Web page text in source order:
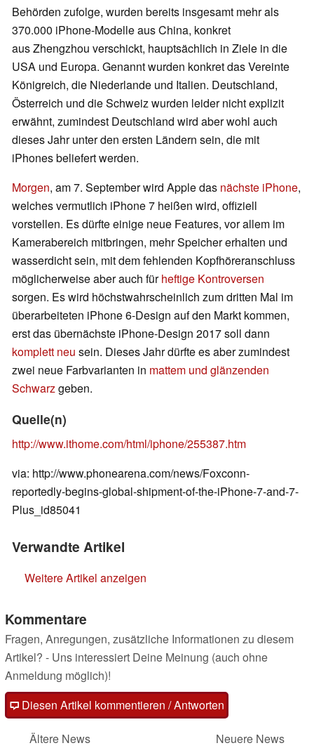
Behörden zufolge, wurden bereits insgesamt mehr als
370.000 iPhone-Modelle aus China, konkret
aus Zhengzhou verschickt, hauptsächlich in Ziele in die
USA und Europa. Genannt wurden konkret das Vereinte
Königreich, die Niederlande und Italien. Deutschland,
Österreich und die Schweiz wurden leider nicht explizit
erwähnt, zumindest Deutschland wird aber wohl auch
dieses Jahr unter den ersten Ländern sein, die mit
iPhones beliefert werden.
Morgen, am 7. September wird Apple das nächste iPhone,
welches vermutlich iPhone 7 heißen wird, offiziell
vorstellen. Es dürfte einige neue Features, vor allem im
Kamerabereich mitbringen, mehr Speicher erhalten und
wasserdicht sein, mit dem fehlenden Kopfhöreranschluss
möglicherweise aber auch fürheftige Kontroversen
sorgen. Es wird höchstwahrscheinlich zum dritten Mal im
überarbeiteten iPhone 6-Design auf den Markt kommen,
erst das übernächste iPhone-Design 2017 soll dann
komplett neu sein. Dieses Jahr dürfte es aber zumindest
zwei neue Farbvarianten in mattem und glänzenden
Schwarzgeben.
Quelle(n)
http://www.ithome.com/html/iphone/255387.htm
via: http://www.phonearena.com/news/Foxconn-
reportedly-begins-global-shipment-of-the-iPhone-7-and-7-
Plus_id85041
Verwandte Artikel
Weitere Artikel anzeigen
Kommentare
Fragen, Anregungen, zusätzliche Informationen zu diesem
Artikel? - Uns interessiert Deine Meinung (auch ohne
Anmeldung möglich)!
Diesen Artikel kommentieren / Antworten
Ältere News
Neuere News